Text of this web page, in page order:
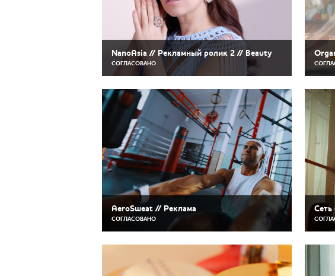
NanoAsia // Рекламный ролик 2 // Beauty
СОГЛАСОВАНО
AeroSweat // Реклама
СОГЛАСОВАНО